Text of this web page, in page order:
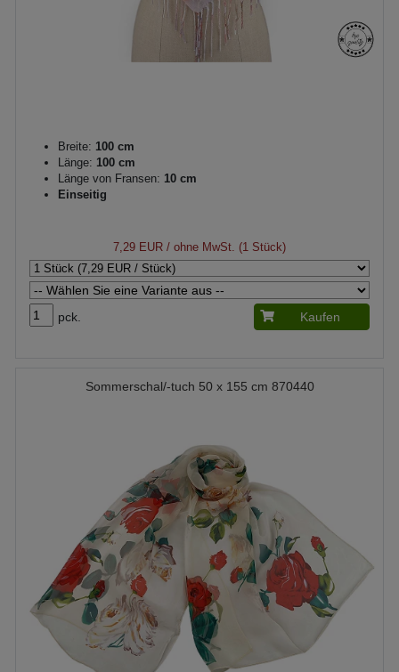
Breite: 100 cm
Länge: 100 cm
Länge von Fransen: 10 cm
Einseitig
7,29 EUR / ohne MwSt. (1 Stück)
pck. Kaufen
Sommerschal/-tuch 50 x 155 cm 870440